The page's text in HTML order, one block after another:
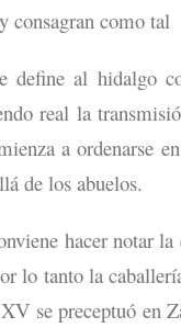
consagran como tal
define al hidalgo
real la
a ordenarse
de los abuelos.
hacer notar
lo tanto la
se preceptuó en